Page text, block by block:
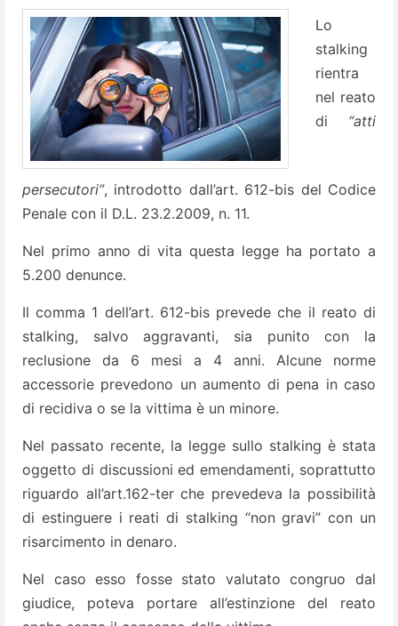
Lo
stalking
rientra
nel reato
di “atti
persecutori”, introdotto dall’art. 612-bis del Codice
Penale con il D.L. 23.2.2009, n. 11.
Nel primo anno di vita questa legge ha portato a
5.200 denunce.
Il comma 1 dell’art. 612-bis prevede che il reato di
stalking, salvo aggravanti, sia punito con la
reclusione da 6 mesi a 4 anni. Alcune norme
accessorie prevedono un aumento di pena in caso
di recidiva o se la vittima è un minore.
Nel passato recente, la legge sullo stalking è stata
oggetto di discussioni ed emendamenti, soprattutto
riguardo all’art.162-ter che prevedeva la possibilità
di estinguere i reati di stalking “non gravi” con un
risarcimento in denaro.
Nel caso esso fosse stato valutato congruo dal
giudice, poteva portare all’estinzione del reato